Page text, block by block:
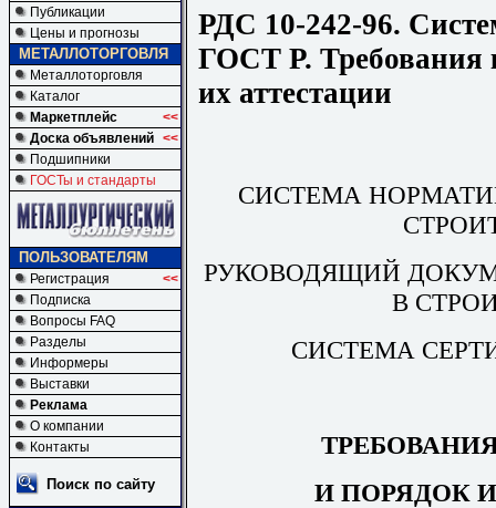
Публикации
Цены и прогнозы
МЕТАЛЛОТОРГОВЛЯ
Металлоторговля
Каталог
Маркетплейс
<<
Доска объявлений <<
Подшипники
ГОСТы и стандарты
ПОЛЬЗОВАТЕЛЯМ
Регистрация
<<
Подписка
Вопросы FAQ
Разделы
Информеры
Выставки
Реклама
О компании
Контакты
Поиск по сайту
РДС 10-242-96.
ГОСТ Р. Требования
их аттестации
СИСТЕМА
РУКОВОДЯЩИЙ
В
СИСТЕМА
И ПОРЯДОК